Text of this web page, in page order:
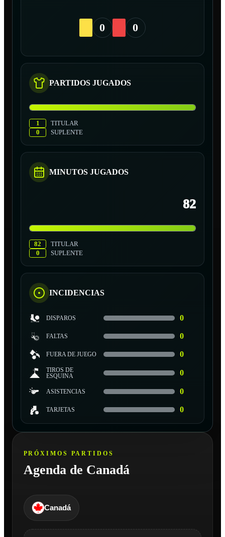
0 0
PARTIDOS JUGADOS
1
TITULAR
0
SUPLENTE
MINUTOS JUGADOS
82
82
TITULAR
0
SUPLENTE
INCIDENCIAS
DISPAROS 0
FALTAS 0
FUERA DE JUEGO 0
TIROS DE
ESQUINA
0
ASISTENCIAS 0
TARJETAS 0
PRÓXIMOS PARTIDOS
Agenda de Canadá
Canadá